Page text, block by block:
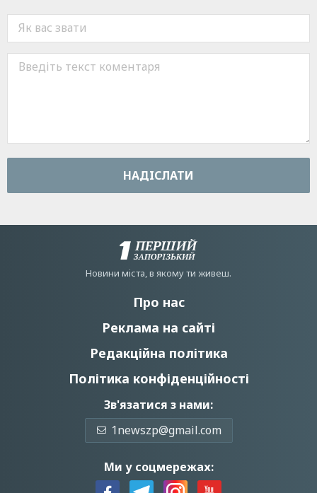
НАДIСЛАТИ
Новини мiста, в якому ти живеш.
Про нас
Реклама на сайті
Редакційна політика
Політика конфіденційності
Зв'язатися з нами:
1newszp@gmail.com
Ми у соцмережах: